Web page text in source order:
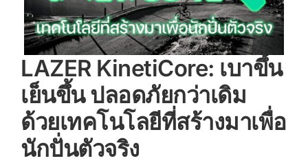
LAZER KinetiCore: เบาขึ้น
เย็นขึ้น ปลอดภัยกว่าเดิม
ด้วยเทคโนโลยีที่สร้างมาเพื่อ
นักปั่นตัวจริง